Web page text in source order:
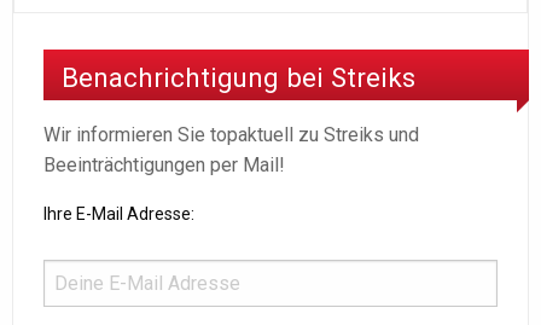
Benachrichtigung bei Streiks
Wir informieren Sie topaktuell zu Streiks und
Beeinträchtigungen per Mail!
Ihre E-Mail Adresse: